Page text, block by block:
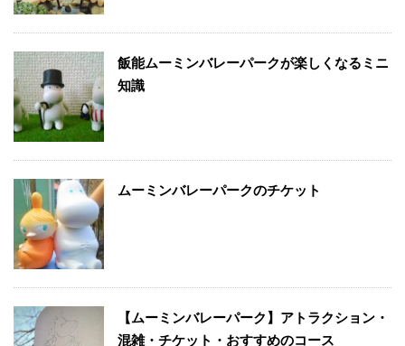
飯能ムーミンバレーパークが楽しくなるミニ
知識
ムーミンバレーパークのチケット
【ムーミンバレーパーク】アトラクション・
混雑・チケット・おすすめのコース